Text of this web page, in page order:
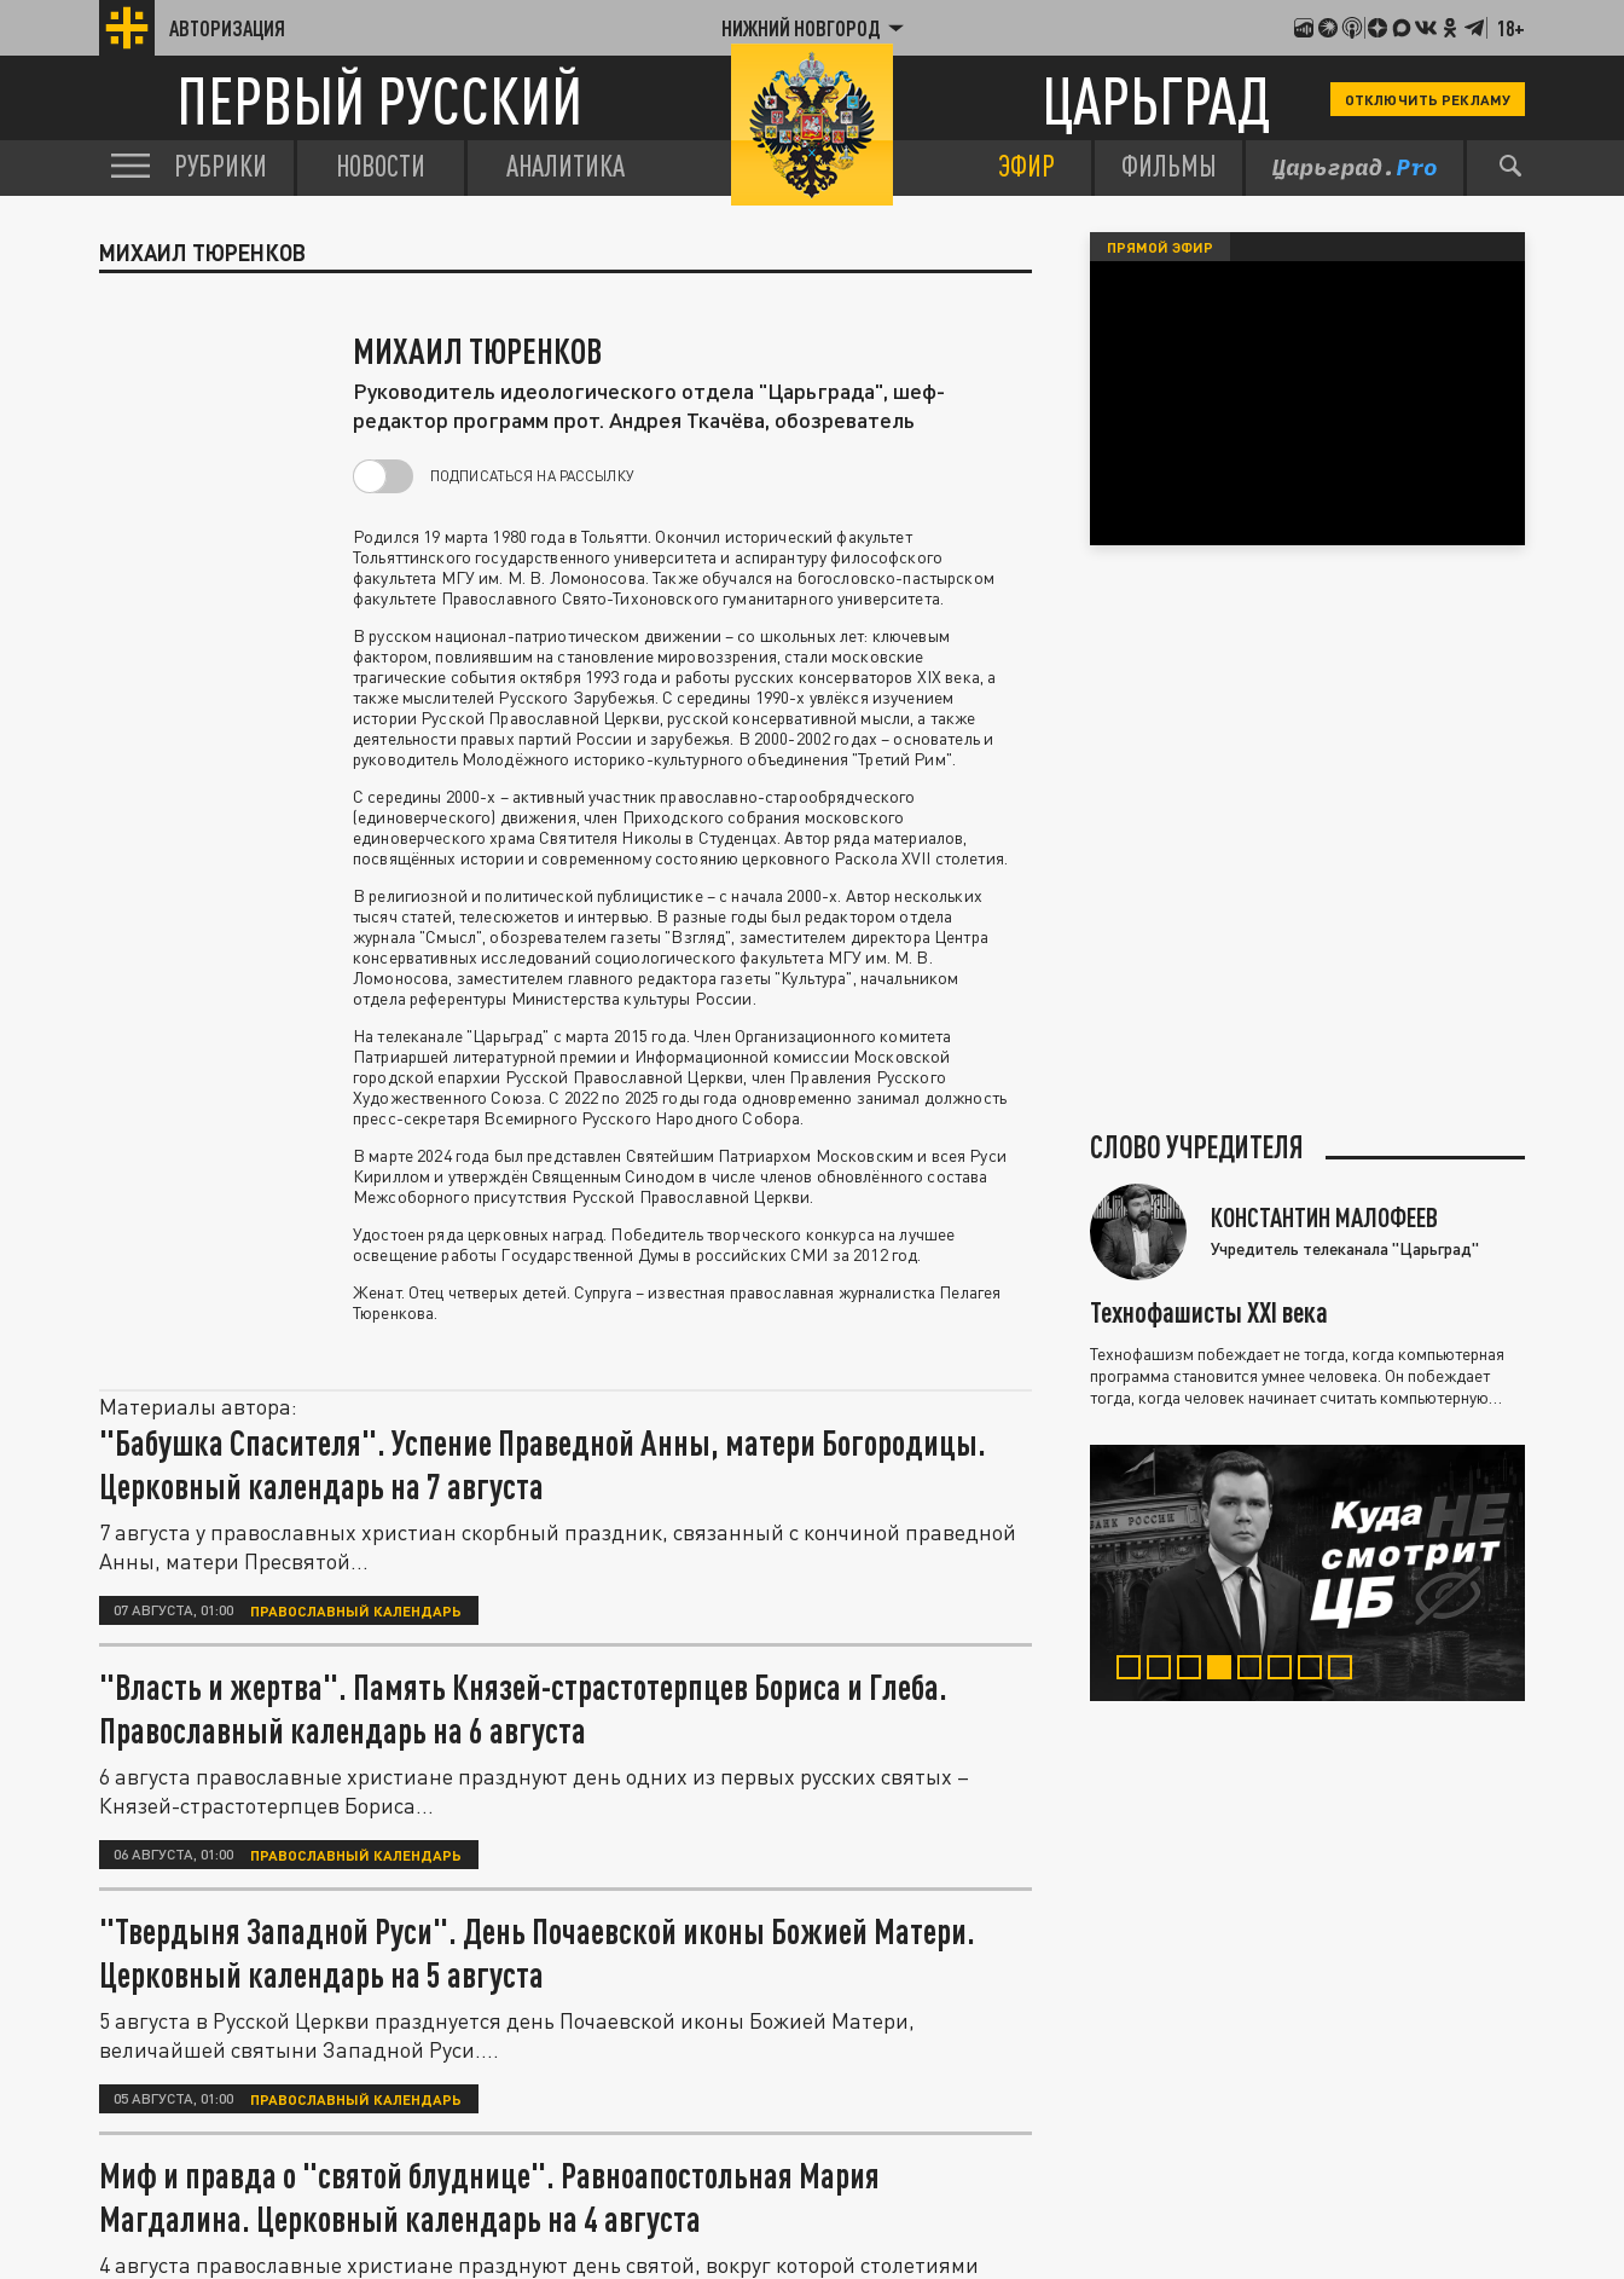
АВТОРИЗАЦИЯ НИЖНИЙ НОВГОРОД 18+
ПЕРВЫЙ РУССКИЙ ЦАРЬГРАД ОТКЛЮЧИТЬ РЕКЛАМУ
РУБРИКИ НОВОСТИ АНАЛИТИКА ЭФИР ФИЛЬМЫ
МИХАИЛ ТЮРЕНКОВ
МИХАИЛ ТЮРЕНКОВ
Руководитель идеологического отдела "Царьграда", шеф-
редактор программ прот. Андрея Ткачёва, обозреватель
ПОДПИСАТЬСЯ НА РАССЫЛКУ
Родился 19 марта 1980 года в Тольятти. Окончил исторический факультет
Тольяттинского государственного университета и аспирантуру философского
факультета МГУ им. М. В. Ломоносова. Также обучался на богословско-пастырском
факультете Православного Свято-Тихоновского гуманитарного университета.
В русском национал-патриотическом движении – со школьных лет: ключевым
фактором, повлиявшим на становление мировоззрения, стали московские
трагические события октября 1993 года и работы русских консерваторов XIX века, а
также мыслителей Русского Зарубежья. С середины 1990-х увлëкся изучением
истории Русской Православной Церкви, русской консервативной мысли, а также
деятельности правых партий России и зарубежья. В 2000-2002 годах – основатель и
руководитель Молодёжного историко-культурного объединения "Третий Рим".
С середины 2000-х – активный участник православно-старообрядческого
(единоверческого) движения, член Приходского собрания московского
единоверческого храма Святителя Николы в Студенцах. Автор ряда материалов,
посвящённых истории и современному состоянию церковного Раскола XVII столетия.
В религиозной и политической публицистике – с начала 2000-х. Автор нескольких
тысяч статей, телесюжетов и интервью. В разные годы был редактором отдела
журнала "Смысл", обозревателем газеты "Взгляд", заместителем директора Центра
консервативных исследований социологического факультета МГУ им. М. В.
Ломоносова, заместителем главного редактора газеты "Культура", начальником
отдела референтуры Министерства культуры России.
На телеканале "Царьград" с марта 2015 года. Член Организационного комитета
Патриаршей литературной премии и Информационной комиссии Московской
городской епархии Русской Православной Церкви, член Правления Русского
Художественного Союза. С 2022 по 2025 годы года одновременно занимал должность
пресс-секретаря Всемирного Русского Народного Собора.
В марте 2024 года был представлен Святейшим Патриархом Московским и всея Руси
Кириллом и утверждён Священным Синодом в числе членов обновлённого состава
Межсоборного присутствия Русской Православной Церкви.
Удостоен ряда церковных наград. Победитель творческого конкурса на лучшее
освещение работы Государственной Думы в российских СМИ за 2012 год.
Женат. Отец четверых детей. Супруга – известная православная журналистка Пелагея
Тюренкова.
Материалы автора:
"Бабушка Спасителя". Успение Праведной Анны, матери Богородицы.
Церковный календарь на 7 августа
7 августа у православных христиан скорбный праздник, связанный с кончиной праведной
Анны, матери Пресвятой...
07 АВГУСТА, 01:00 ПРАВОСЛАВНЫЙ КАЛЕНДАРЬ
"Власть и жертва". Память Князей-страстотерпцев Бориса и Глеба.
Православный календарь на 6 августа
6 августа православные христиане празднуют день одних из первых русских святых –
Князей-страстотерпцев Бориса...
06 АВГУСТА, 01:00 ПРАВОСЛАВНЫЙ КАЛЕНДАРЬ
"Твердыня Западной Руси". День Почаевской иконы Божией Матери.
Церковный календарь на 5 августа
5 августа в Русской Церкви празднуется день Почаевской иконы Божией Матери,
величайшей святыни Западной Руси....
05 АВГУСТА, 01:00 ПРАВОСЛАВНЫЙ КАЛЕНДАРЬ
Миф и правда о "святой блуднице". Равноапостольная Мария
Магдалина. Церковный календарь на 4 августа
4 августа православные христиане празднуют день святой, вокруг которой столетиями
ПРЯМОЙ ЭФИР
СЛОВО УЧРЕДИТЕЛЯ
КОНСТАНТИН МАЛОФЕЕВ
Учредитель телеканала "Царьград"
Технофашисты XXI века
Технофашизм побеждает не тогда, когда компьютерная
программа становится умнее человека. Он побеждает
тогда, когда человек начинает считать компьютерную